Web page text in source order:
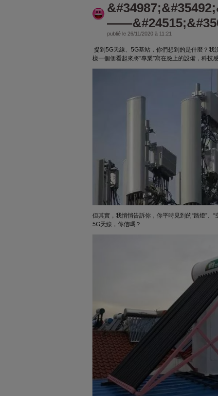
publié le 26/11/2020 à 11:21
提到5G天線、5G基站，你們想到的是什麼？我
樣一個個看起來將“專業”寫在臉上的設備，科技
但其實，我悄悄告訴你，你平時見到的“路燈”、
5G天線，你信嗎？